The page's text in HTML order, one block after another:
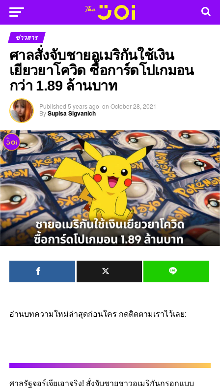
ข่าวสาร
ศาลสั่งจับชายอเมริกันใช้เงิน
เยียวยาโควิด ซื้อการ์ดโปเกมอน
กว่า 1.89 ล้านบาท
Published 5 years ago on October 28, 2021
BySupisa Sigvanich
อ่านบทความใหม่ล่าสุดก่อนใคร กดติดตามเราไว้เลย:
ศาลรัฐจอร์เจียเอาจริง! สั่งจับชายชาวอเมริกันกรอกแบบ